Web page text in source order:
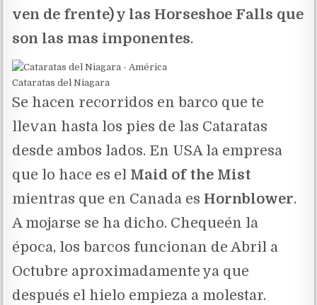
ven de frente) y las Horseshoe Falls que
son las mas imponentes.
Cataratas del Niagara
Se hacen recorridos en barco que te
llevan hasta los pies de las Cataratas
desde ambos lados. En USA la empresa
que lo hace es el Maid of the Mist
mientras que en Canada es Hornblower.
A mojarse se ha dicho. Chequeén la
época, los barcos funcionan de Abril a
Octubre aproximadamente ya que
después el hielo empieza a molestar.